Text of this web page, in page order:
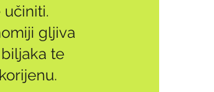
gljiva
te